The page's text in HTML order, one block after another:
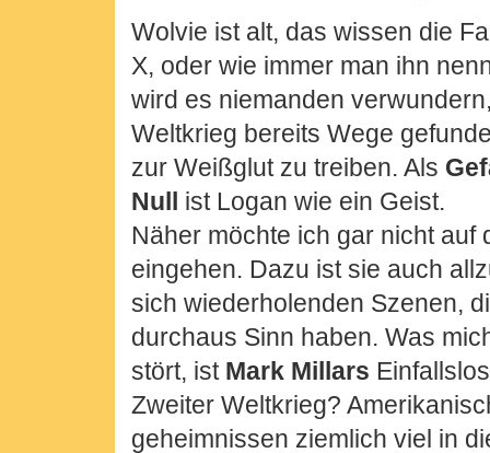
Wolvie ist alt, das wissen die
X, oder wie immer man ihn
wird es niemanden
Weltkrieg bereits Wege
zur Weißglut zu treiben. Als
Null ist Logan wie ein Geist.
Näher möchte ich gar nicht auf
eingehen. Dazu ist sie auch
sich wiederholenden Szenen,
durchaus Sinn haben. Was
stört, ist Mark Millars
Zweiter Weltkrieg?
geheimnissen ziemlich viel in